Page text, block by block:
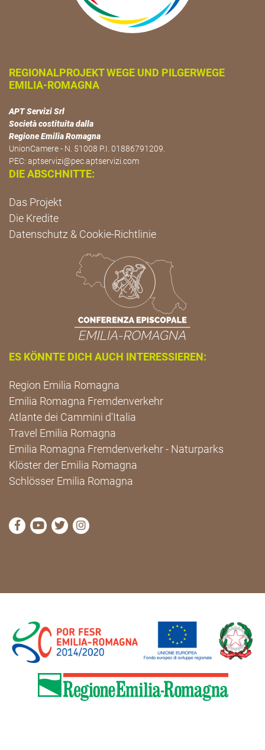
REGIONALPROJEKT WEGE UND PILGERWEGE
EMILIA-ROMAGNA
APT Servizi Srl
Società costituita dalla
Regione Emilia Romagna
UnionCamere - N. 51008 P.I. 01886791209.
PEC: aptservizi@pec.aptservizi.com
DIE ABSCHNITTE:
Das Projekt
Die Kredite
Datenschutz & Cookie-Richtlinie
ES KÖNNTE DICH AUCH INTERESSIEREN:
Region Emilia Romagna
Emilia Romagna Fremdenverkehr
Atlante dei Cammini d'Italia
Travel Emilia Romagna
Emilia Romagna Fremdenverkehr - Naturparks
Klöster der Emilia Romagna
Schlösser Emilia Romagna
die Seite Facebook von Cammini Emilia-Romagna
die Seite YouTube von Cammini Emilia-
die Seite Twitter von Cammini Emilia-
die Seite Instagram von Cammini